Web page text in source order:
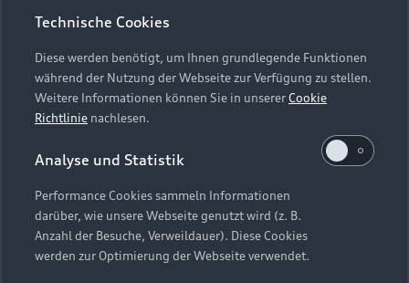
Online-Terminvereinbarung
Servicekontakt
Vertrag widerrufen
Investor Relations
Presse & Media Center
Datenschutz
Audi erleben
Newsletter
Impressum Rechtliches
Hinweisgebersystem
Datenschutzinformation
Cookie-Einstellungen
Cookie-Richtlinie
Barrierefreiheit
Hinweis: Die aktuelle Darstellung und Anordnung der
Embleme am Fahrzeug bei allen Abbildungen auf dieser
Webseite kann abweichen.
Technische Cookies
Diese werden benötigt, um Ihnen grundlegende Funktionen
während der Nutzung der Webseite zur Verfügung zu stellen.
Weitere Informationen können Sie in unsererCookie
Richtlinie nachlesen.
Analyse und Statistik
Performance Cookies sammeln Informationen
darüber, wie unsere Webseite genutzt wird (z. B.
Anzahl der Besuche, Verweildauer). Diese Cookies
werden zur Optimierung der Webseite verwendet.